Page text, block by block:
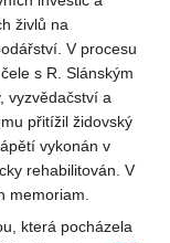
živlů na
V procesu
s R. Slánským
vyzvědačství a
přitížil židovský
vykonán v
rehabilitován. V
memoriam.
která pocházela